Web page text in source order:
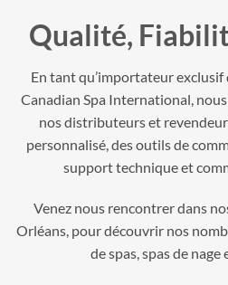
Qualité,
En tant qu’importateur exclusif
Canadian Spa International,
nos distributeurs et
personnalisé, des outils de
support technique et
Venez nous rencontrer dans
Orléans, pour découvrir nos
de spas, spas de nage